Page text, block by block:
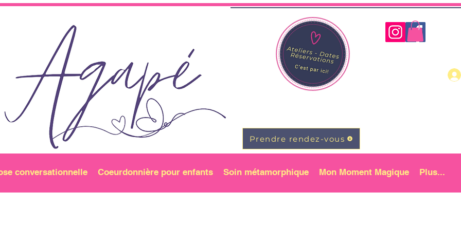
Prendre rendez-vous
conversationnelle Coeurdonnière pour enfants Soin métamorphique Mon Moment Magique Plus...